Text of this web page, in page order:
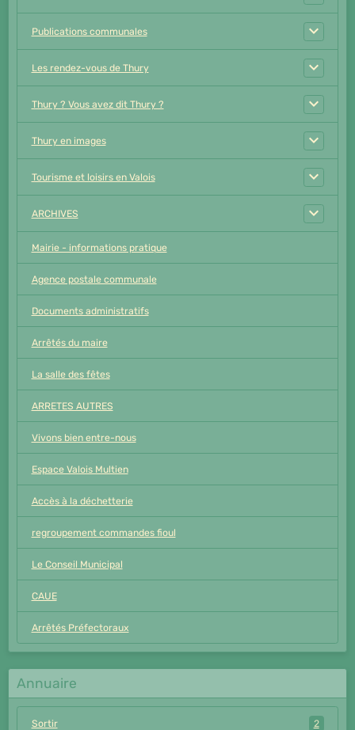
Publications communales
Les rendez-vous de Thury
Thury ? Vous avez dit Thury ?
Thury en images
Tourisme et loisirs en Valois
ARCHIVES
Mairie - informations pratique
Agence postale communale
Documents administratifs
Arrêtés du maire
La salle des fêtes
ARRETES AUTRES
Vivons bien entre-nous
Espace Valois Multien
Accès à la déchetterie
regroupement commandes fioul
Le Conseil Municipal
CAUE
Arrêtés Préfectoraux
Annuaire
Sortir 2